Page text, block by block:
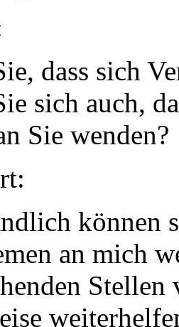
dass sich
sich auch,
Sie wenden?
können
an mich